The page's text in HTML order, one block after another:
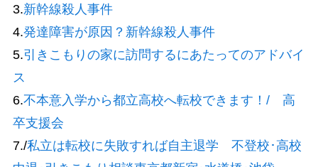
3.新幹線殺人事件
4.発達障害が原因？新幹線殺人事件
5.引きこもりの家に訪問するにあたってのアドバイ
ス
6.不本意入学から都立高校へ転校できます！/ 高
卒支援会
7./私立は転校に失敗すれば自主退学 不登校･高校